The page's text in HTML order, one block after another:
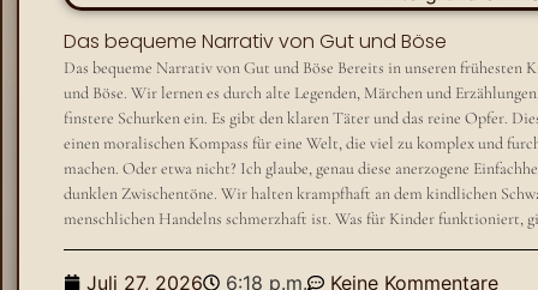
Das bequeme Narrativ von Gut und Böse
Das bequeme Narrativ von Gut und Böse Bereits in unseren
und Böse. Wir lernen es durch alte Legenden, Märchen und
finstere Schurken ein. Es gibt den klaren Täter und das reine Opfer.
einen moralischen Kompass für eine Welt, die viel zu komplex und
machen. Oder etwa nicht? Ich glaube, genau diese anerzogene
dunklen Zwischentöne. Wir halten krampfhaft an dem kindlichen
menschlichen Handelns schmerzhaft ist. Was für Kinder funktioniert,
Juli 27, 2026 6:18 p.m. Keine Kommentare